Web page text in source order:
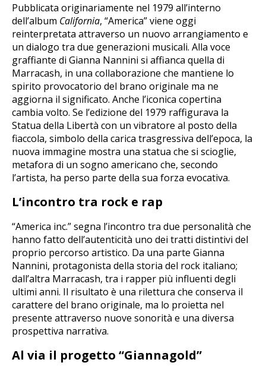
Pubblicata originariamente nel 1979 all’interno
dell’album California, “America” viene oggi
reinterpretata attraverso un nuovo arrangiamento e
un dialogo tra due generazioni musicali. Alla voce
graffiante di Gianna Nannini si affianca quella di
Marracash, in una collaborazione che mantiene lo
spirito provocatorio del brano originale ma ne
aggiorna il significato. Anche l’iconica copertina
cambia volto. Se l’edizione del 1979 raffigurava la
Statua della Libertà con un vibratore al posto della
fiaccola, simbolo della carica trasgressiva dell’epoca, la
nuova immagine mostra una statua che si scioglie,
metafora di un sogno americano che, secondo
l’artista, ha perso parte della sua forza evocativa.
L’incontro tra rock e rap
“America inc.” segna l’incontro tra due personalità che
hanno fatto dell’autenticità uno dei tratti distintivi del
proprio percorso artistico. Da una parte Gianna
Nannini, protagonista della storia del rock italiano;
dall’altra Marracash, tra i rapper più influenti degli
ultimi anni. Il risultato è una rilettura che conserva il
carattere del brano originale, ma lo proietta nel
presente attraverso nuove sonorità e una diversa
prospettiva narrativa.
Al via il progetto “Giannagold”